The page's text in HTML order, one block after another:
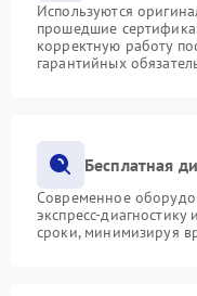
Используются
прошедшие
корректную работу
гарантийных
Бесплатная
Современное
экспресс-
сроки, минимизируя